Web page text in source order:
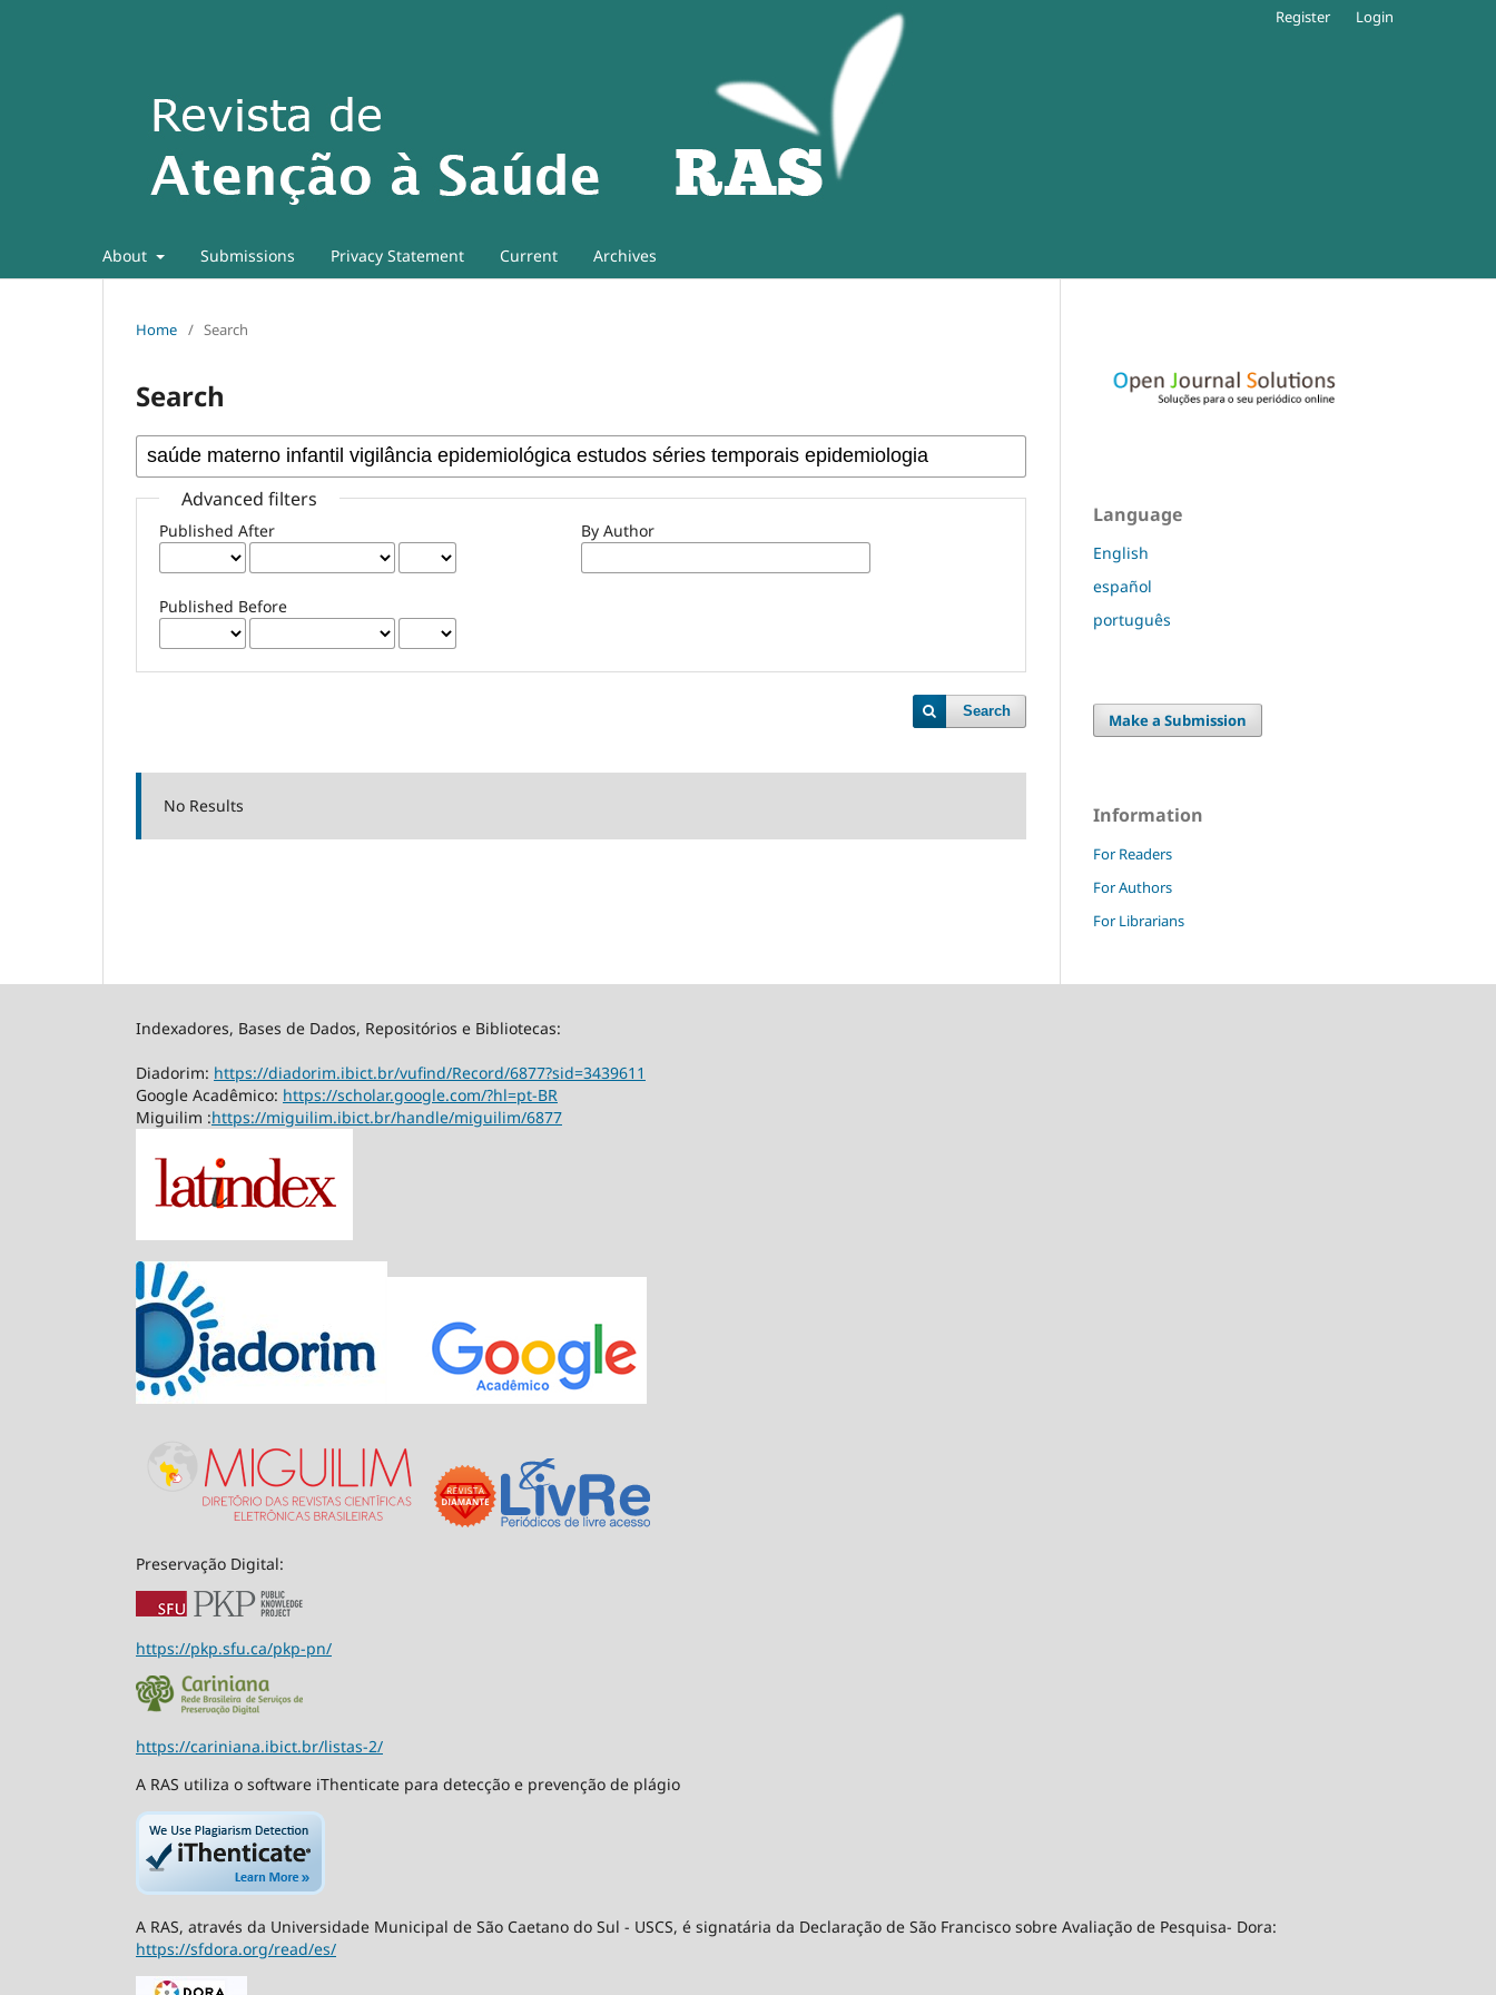
About Submissions Privacy Statement Current Archives
Register Login
Home / Search
Search
Advanced filters
Published After
Published Before
By Author
Search
No Results
Language
English
español
português
Make a Submission
Information
For Readers
For Authors
For Librarians
Indexadores, Bases de Dados, Repositórios e Bibliotecas:
Diadorim: https://diadorim.ibict.br/vufind/Record/6877?sid=3439611
Google Acadêmico: https://scholar.google.com/?hl=pt-BR
Miguilim :https://miguilim.ibict.br/handle/miguilim/6877
Preservação Digital:
https://pkp.sfu.ca/pkp-pn/
https://cariniana.ibict.br/listas-2/
A RAS utiliza o software iThenticate para detecção e prevenção de plágio
A RAS, através da Universidade Municipal de São Caetano do Sul - USCS, é signatária da Declaração de São Francisco sobre Avaliação de Pesquisa- Dora:
https://sfdora.org/read/es/